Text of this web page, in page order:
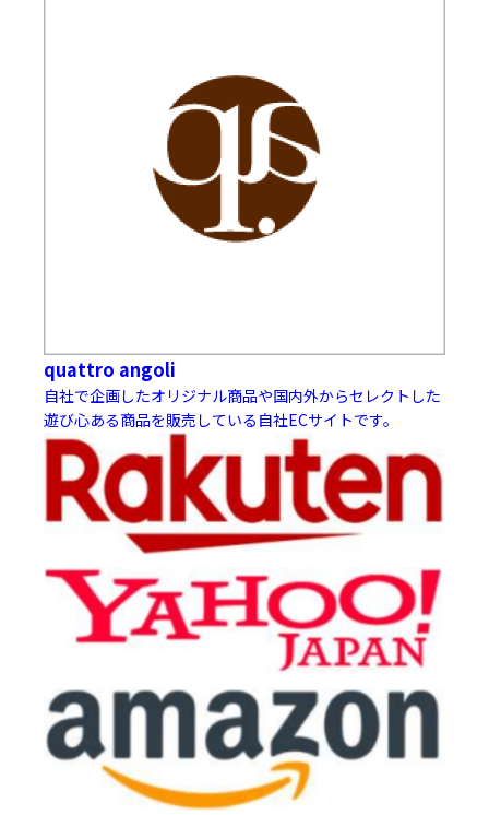
quattro angoli
自社で企画したオリジナル商品や国内外からセレクトした
遊び心ある商品を販売している自社ECサイトです。